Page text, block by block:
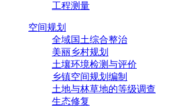
工程测量
空间规划
全域国土综合整治
美丽乡村规划
土壤环境检测与评价
乡镇空间规划编制
土地与林草地的等级调查
生态修复